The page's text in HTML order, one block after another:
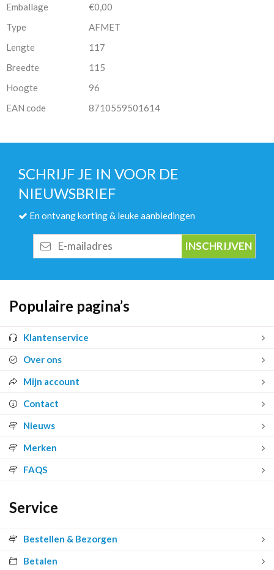
Emballage
€0,00
Type
AFMET
Lengte
117
Breedte
115
Hoogte
96
EAN code
8710559501614
SCHRIJF JE IN VOOR DE
NIEUWSBRIEF
En ontvang korting & leuke aanbiedingen
mailadres
Populaire pagina’s
Klantenservice
Over ons
Mijn account
Contact
Nieuws
Merken
FAQS
Service
Bestellen & Bezorgen
Betalen